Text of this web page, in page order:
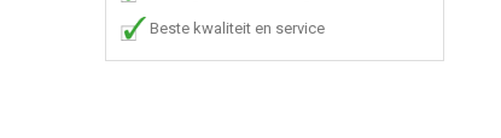
Beste kwaliteit en service